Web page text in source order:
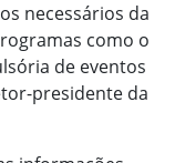
necessários da
como o
de eventos
presidente da